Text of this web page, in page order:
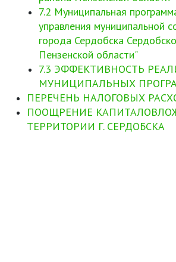
7.2 Муниципальная
управления муниципальной
города Сердобска
Пензенской области"
7.3 ЭФФЕКТИВНОСТЬ
МУНИЦИПАЛЬНЫХ
ПЕРЕЧЕНЬ НАЛОГОВЫХ
ПООЩРЕНИЕ
ТЕРРИТОРИИ Г. СЕРДОБСКА